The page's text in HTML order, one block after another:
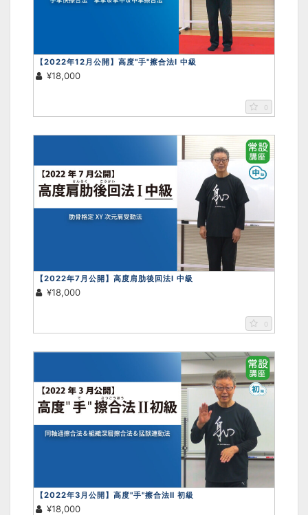
【2022年12月公開】高度"手"擦合法Ⅰ 中級
¥18,000
0
【2022年7月公開】高度肩肋後回法Ⅰ 中級
¥18,000
0
【2022年3月公開】高度"手"擦合法Ⅱ 初級
¥18,000